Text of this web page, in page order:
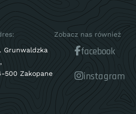
Grunwaldzka
500 Zakopane
Zobacz nas również
facebook
instagram